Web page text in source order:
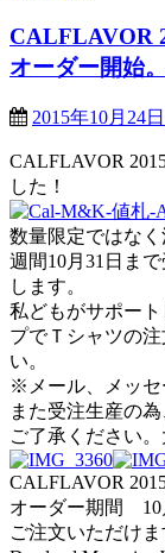
CALFLAVOR
オーダー開始。
2015年10月24日
CALFLAVOR
した！
数量限定ではな
週間10月31日ま
します。
私どもがサポート
プでＴシャツの
い。
※メール、メッセ
また受注生産の
ご了承ください
CALFLAVOR
オーダー期間 10
ご注文いただけま